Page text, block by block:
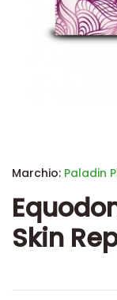
Marchio: Paladin
Skin